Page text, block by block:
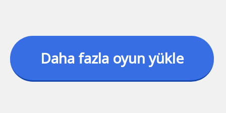
Daha fazla oyun yükle